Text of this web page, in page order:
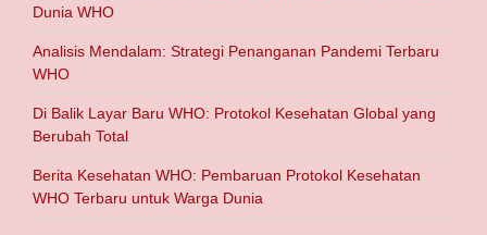
Dunia WHO
Analisis Mendalam: Strategi Penanganan Pandemi Terbaru
WHO
Di Balik Layar Baru WHO: Protokol Kesehatan Global yang
Berubah Total
Berita Kesehatan WHO: Pembaruan Protokol Kesehatan
WHO Terbaru untuk Warga Dunia